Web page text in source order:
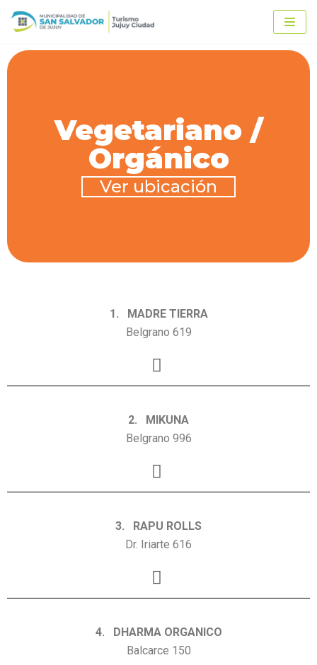
Ir
al
contenido
Vegetariano /
Orgánico
Ver ubicación
1. MADRE TIERRA
Belgrano 619
2. MIKUNA
Belgrano 996
3. RAPU ROLLS
Dr. Iriarte 616
4. DHARMA ORGANICO
Balcarce 150